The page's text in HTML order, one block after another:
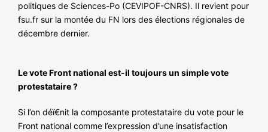
LA VIE FÉDÉRALE
NOS ACTIONS
politiques de Sciences-Po (CEVIPOF-CNRS). Il revient pour
fsu.fr sur la montée du FN lors des élections régionales de
décembre dernier.
Le vote Front national est-il toujours un simple vote
protestataire ?
Si l’on déï€nit la composante protestataire du vote pour le
Front national comme l’expression d’une insatisfaction